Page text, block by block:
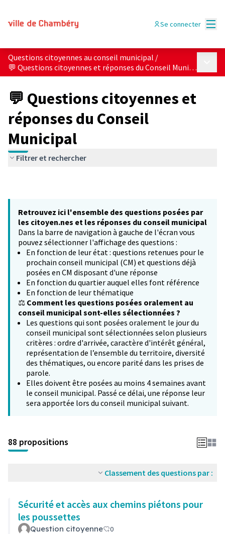
Se connecter
Questions citoyennes au conseil municipal /
💬 Questions citoyennes et réponses du Conseil Municipal
💬 Questions citoyennes et
réponses du Conseil
Municipal
Filtrer et rechercher
Retrouvez ici l'ensemble des questions posées par
les citoyen.nes et les réponses du conseil municipal
Dans la barre de navigation à gauche de l'écran vous
pouvez sélectionner l'affichage des questions :
En fonction de leur état : questions retenues pour le
prochain conseil municipal (CM) et questions déjà
posées en CM disposant d'une réponse
En fonction du quartier auquel elles font référence
En fonction de leur thématique
⚖️ Comment les questions posées oralement au
conseil municipal sont-elles sélectionnées ?
Les questions qui sont posées oralement le jour du
conseil municipal sont sélectionnées selon plusieurs
critères : ordre d'arrivée, caractère d'intérêt général,
représentation de l’ensemble du territoire, diversité
des thématiques, ou encore parité dans les prises de
parole.
Elles doivent être posées au moins 4 semaines avant
le conseil municipal. Passé ce délai, une réponse leur
sera apportée lors du conseil municipal suivant.
88 propositions
Classement des questions par :
Sécurité et accès aux chemins piétons pour
les poussettes
Question citoyenne
0